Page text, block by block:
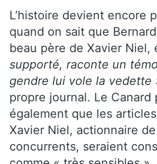
L’histoire devient encore
quand on sait que
beau père de Xavier Niel,
supporté, raconte un
gendre lui vole la vedette
propre journal. Le Canard
également que les
Xavier Niel, actionnaire
concurrents, seraient